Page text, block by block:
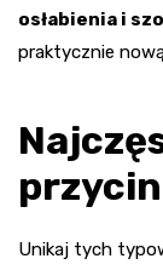
osłabienia i
praktycznie
Unikaj tych